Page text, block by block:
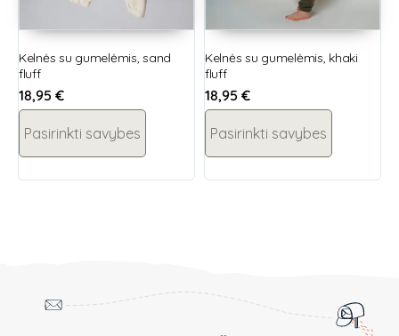
Kelnės su gumelėmis, sand
fluff
18,95 €
Pasirinkti savybes
Kelnės su gumelėmis, khaki
fluff
18,95 €
Pasirinkti savybes